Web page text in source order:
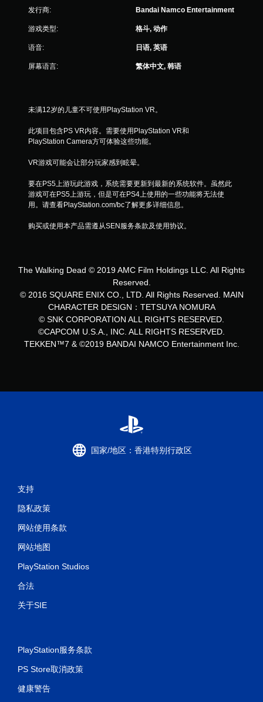
发行商: Bandai Namco Entertainment
游戏类型: 格斗, 动作
语音: 日语, 英语
屏幕语言: 繁体中文, 韩语
未满12岁的儿童不可使用PlayStation VR。
此项目包含PS VR内容。需要使用PlayStation VR和
PlayStation Camera方可体验这些功能。
VR游戏可能会让部分玩家感到眩晕。
要在PS5上游玩此游戏，系统需要更新到最新的系统软件。虽然此
游戏可在PS5上游玩，但是可在PS4上使用的一些功能将无法使
用。请查看PlayStation.com/bc了解更多详细信息。
购买或使用本产品需遵从SEN服务条款及使用协议。
The Walking Dead © 2019 AMC Film Holdings LLC. All Rights
Reserved.
© 2016 SQUARE ENIX CO., LTD. All Rights Reserved. MAIN
CHARACTER DESIGN：TETSUYA NOMURA
© SNK CORPORATION ALL RIGHTS RESERVED.
©CAPCOM U.S.A., INC. ALL RIGHTS RESERVED.
TEKKEN™7 & ©2019 BANDAI NAMCO Entertainment Inc.
国家/地区：香港特别行政区
支持
隐私政策
网站使用条款
网站地图
PlayStation Studios
合法
关于SIE
PlayStation服务条款
PS Store取消政策
健康警告